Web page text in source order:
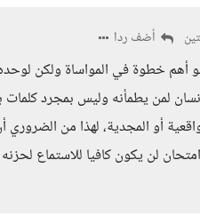
أضف ردا
أهم خطوة في المواساة ولكن
لمن يطمأنه وليس بمجرد
أو المجدية، لهذا من
لن يكون كافيا للاستماع لحزنه